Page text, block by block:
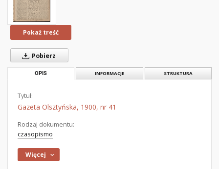
Pokaż treść
Pobierz
OPIS INFORMACJE STRUKTURA
Tytuł:
Gazeta Olsztyńska, 1900, nr 41
Rodzaj dokumentu:
czasopismo
Więcej